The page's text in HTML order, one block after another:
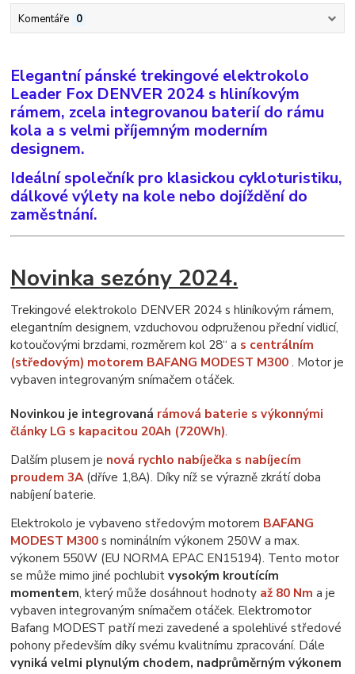
Komentáře 0
Elegantní pánské trekingové elektrokolo
Leader Fox DENVER 2024 s hliníkovým
rámem, zcela integrovanou baterií do rámu
kola a s velmi příjemným moderním
designem.
Ideální společník pro klasickou cykloturistiku,
dálkové výlety na kole nebo dojíždění do
zaměstnání.
Novinka sezóny 2024.
Trekingové elektrokolo DENVER 2024 s hliníkovým rámem,
elegantním designem, vzduchovou odpruženou přední vidlicí,
kotoučovými brzdami, rozměrem kol 28“ a s centrálním
(středovým) motorem BAFANG MODEST M300. Motor je
vybaven integrovaným snímačem otáček.
Novinkou je integrovaná rámová baterie s výkonnými
články LG s kapacitou 20Ah (720Wh).
Dalším plusem je nová rychlo nabíječka s nabíjecím
proudem 3A(dříve 1,8A). Díky níž se výrazně zkrátí doba
nabíjení baterie.
Elektrokolo je vybaveno středovým motorem BAFANG
MODEST M300s nominálním výkonem 250W a max.
výkonem 550W (EU NORMA EPAC EN15194). Tento motor
se může mimo jiné pochlubitvysokým kroutícím
momentem, který může dosáhnout hodnoty až 80 Nm a je
vybaven integrovaným snímačem otáček. Elektromotor
Bafang MODEST patří mezi zavedené a spolehlivé středové
pohony především díky svému kvalitnímu zpracování. Dále
vyniká velmi plynulým chodem, nadprůměrným výkonem